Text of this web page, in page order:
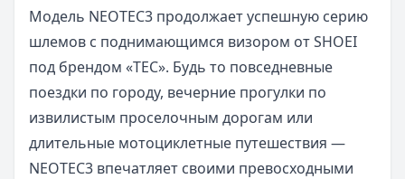
Модель NEOTEC3 продолжает успешную серию
шлемов с поднимающимся визором от SHOEI
под брендом «TEC». Будь то повседневные
поездки по городу, вечерние прогулки по
извилистым проселочным дорогам или
длительные мотоциклетные путешествия —
NEOTEC3 впечатляет своими превосходными